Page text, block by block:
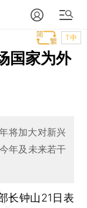
T中
国家为外
将加大对新兴
年及未来若干
长钟山21日表